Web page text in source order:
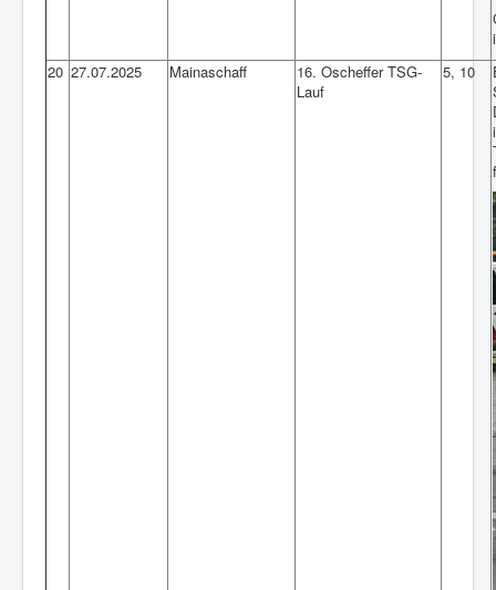
20 27.07.2025 Mainaschaff
16. Oscheffer TSG-
Lauf
5, 10